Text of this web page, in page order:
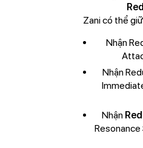
Zani có thể
Nhận
Nhận
Nhận